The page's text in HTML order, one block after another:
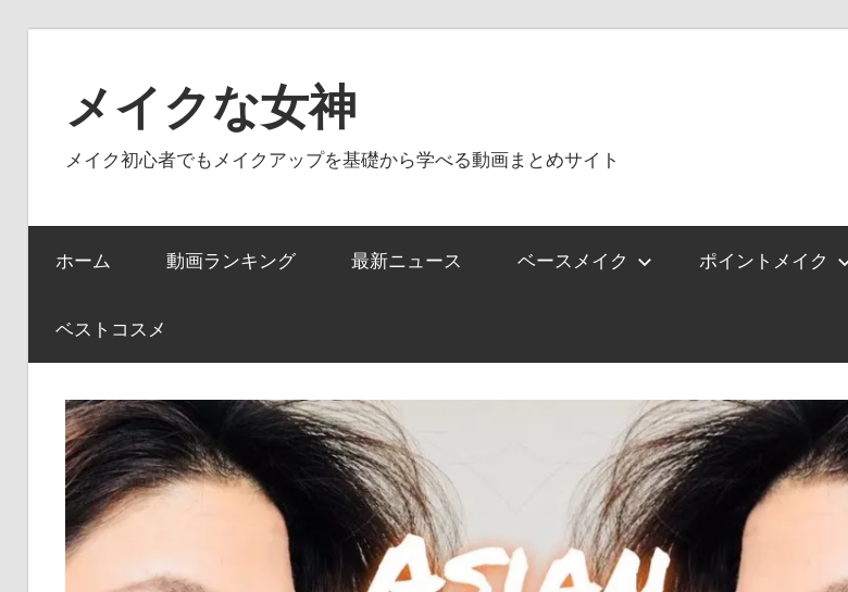
ス
メイクな女神
メイク初心者でもメイクアップを基礎から学べる動画まとめサイト
ホーム 動画ランキング 最新ニュース ベースメイク ポイントメイク
ベストコスメ